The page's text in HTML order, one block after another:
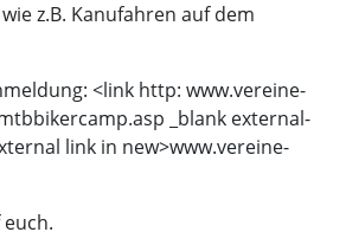
z.B. Kanufahren auf dem
<link http: www.vereine-
_blank external-
link in new>www.vereine-